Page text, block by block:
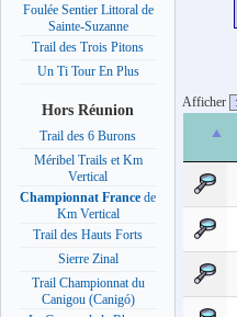
Foulée Sentier Littoral de
Sainte-Suzanne
Trail des Trois Pitons
Un Ti Tour En Plus
Hors Réunion
Trail des 6 Burons
Méribel Trails et Km
Vertical
Championnat France de
Km Vertical
Trail des Hauts Forts
Sierre Zinal
Trail Championnat du
Canigou (Canigó)
Afficher